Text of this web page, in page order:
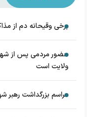
برخی وقیحانه دم از
حضور مردمی پس از
ولایت است
مراسم بزرگداشت رهبر